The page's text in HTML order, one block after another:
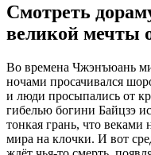
Смотреть
великой мечты
Во времена Чжэнъюань
ночами просачивался
и люди просыпались от
гибелью богини Байцзэ
тонкая грань, что веками
мира на клочки. И вот